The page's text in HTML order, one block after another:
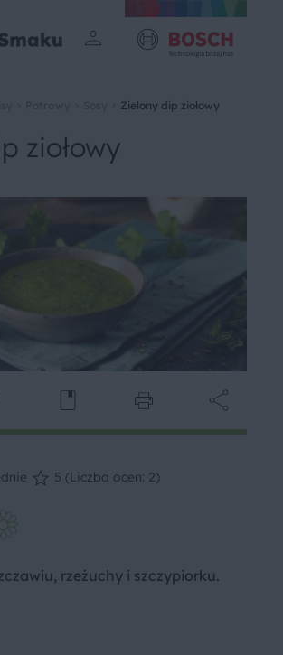
Zielony dip ziołowy
ziołowy
5 (Liczba ocen: 2)
rzeżuchy i szczypiorku.